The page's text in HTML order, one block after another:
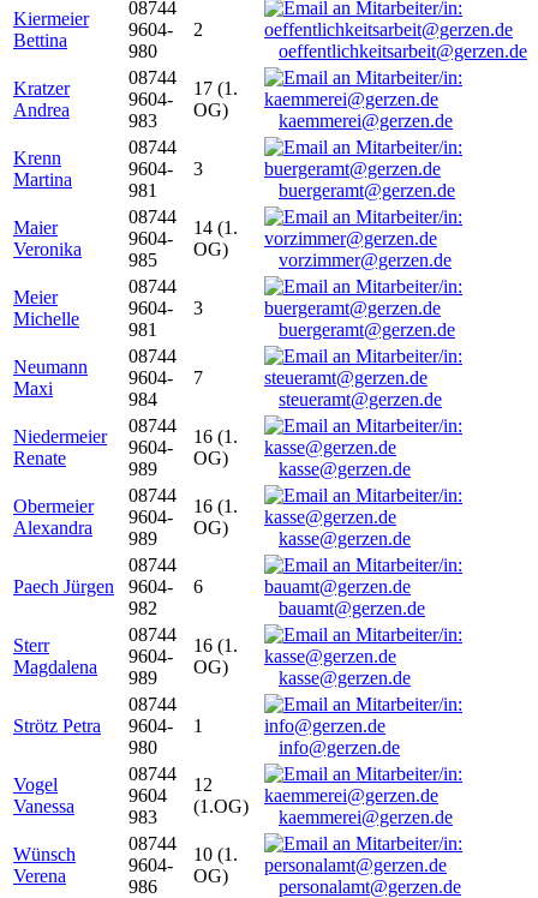
Kiermeier
Bettina
08744
9604-
980
2
oeffentlichkeitsarbeit@gerzen.de
Kratzer
Andrea
08744
9604-
983
17 (1.
OG)
kaemmerei@gerzen.de
Krenn
Martina
08744
9604-
981
3
buergeramt@gerzen.de
Maier
Veronika
08744
9604-
985
14 (1.
OG)
vorzimmer@gerzen.de
Meier
Michelle
08744
9604-
981
3
buergeramt@gerzen.de
Neumann
Maxi
08744
9604-
984
7
steueramt@gerzen.de
Niedermeier
Renate
08744
9604-
989
16 (1.
OG)
kasse@gerzen.de
Obermeier
Alexandra
08744
9604-
989
16 (1.
OG)
kasse@gerzen.de
Paech Jürgen
08744
9604-
982
6
bauamt@gerzen.de
Sterr
Magdalena
08744
9604-
989
16 (1.
OG)
kasse@gerzen.de
Strötz Petra
08744
9604-
980
1
info@gerzen.de
Vogel
Vanessa
08744
9604
983
12
(1.OG)
kaemmerei@gerzen.de
Wünsch
Verena
08744
9604-
986
10 (1.
OG)
personalamt@gerzen.de